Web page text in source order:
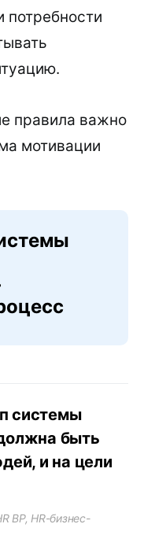
потребности
правила важно
мотивации
системы
быть
и на цели
BP, HR-бизнес-